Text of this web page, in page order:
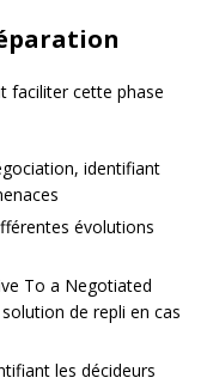
faciliter cette phase
identifiant
évolutions
To a Negotiated
de repli en cas
les décideurs